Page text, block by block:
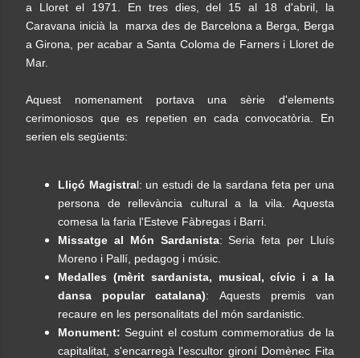
a Lloret el 1971. En tres dies, del 15 al 18 d'abril, la
Caravana inicià la marxa des de Barcelona a Berga, Berga
a Girona, per acabar a Santa Coloma de Farners i Lloret de
Mar.
Aquest nomenament portava una sèrie d'elements
cerimoniosos que es repetien en cada convocatòria. En
serien els següents:
Lliçó Magistral: un estudi de la sardana feta per una
persona de rellevància cultural a la vila. Aquesta
comesa la faria l'Esteve Fàbregas i Barri.
Missatge al Món Sardanista: Seria feta per Lluís
Moreno i Pallí, pedagog i músic.
Medalles (mèrit sardanista, musical, cívic i a la
dansa popular catalana): Aquests premis van
recaure en les personalitats del món sardanistic.
Monument: Seguint el costum commemoratius de la
capitalitat, s'encarregà l'escultor gironí Domènec Fita